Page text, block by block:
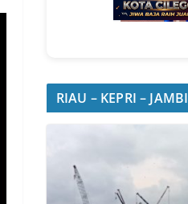
RIAU – KEPRI – JAMBI